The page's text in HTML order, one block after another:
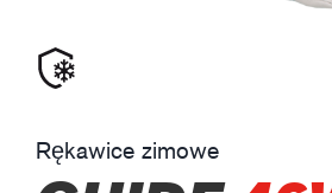
Rękawice zimowe